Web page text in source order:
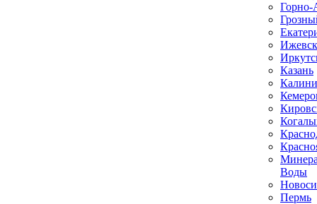
Горно-
Ижевск
Казань
Воды
Пермь